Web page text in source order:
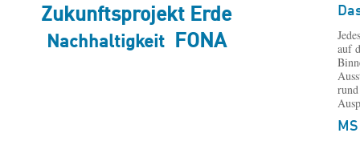
Zukunftsprojekt Erde
Nachhaltigkeit FONA
auf